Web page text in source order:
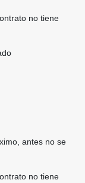
no tiene
antes no se
no tiene